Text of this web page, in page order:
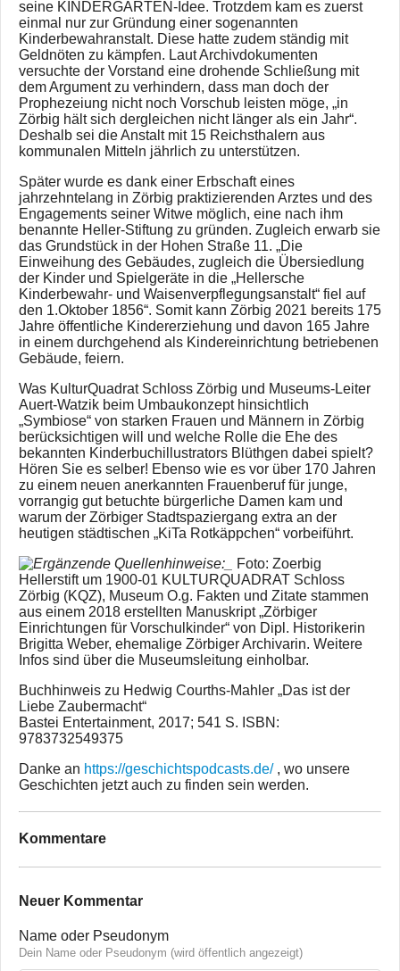
seine KINDERGARTEN-Idee. Trotzdem kam es zuerst
einmal nur zur Gründung einer sogenannten
Kinderbewahranstalt. Diese hatte zudem ständig mit
Geldnöten zu kämpfen. Laut Archivdokumenten
versuchte der Vorstand eine drohende Schließung mit
dem Argument zu verhindern, dass man doch der
Prophezeiung nicht noch Vorschub leisten möge, „in
Zörbig hält sich dergleichen nicht länger als ein Jahr“.
Deshalb sei die Anstalt mit 15 Reichsthalern aus
kommunalen Mitteln jährlich zu unterstützen.
Später wurde es dank einer Erbschaft eines
jahrzehntelang in Zörbig praktizierenden Arztes und des
Engagements seiner Witwe möglich, eine nach ihm
benannte Heller-Stiftung zu gründen. Zugleich erwarb sie
das Grundstück in der Hohen Straße 11. „Die
Einweihung des Gebäudes, zugleich die Übersiedlung
der Kinder und Spielgeräte in die „Hellersche
Kinderbewahr- und Waisenverpflegungsanstalt“ fiel auf
den 1.Oktober 1856“. Somit kann Zörbig 2021 bereits 175
Jahre öffentliche Kindererziehung und davon 165 Jahre
in einem durchgehend als Kindereinrichtung betriebenen
Gebäude, feiern.
Was KulturQuadrat Schloss Zörbig und Museums-Leiter
Auert-Watzik beim Umbaukonzept hinsichtlich
„Symbiose“ von starken Frauen und Männern in Zörbig
berücksichtigen will und welche Rolle die Ehe des
bekannten Kinderbuchillustrators Blüthgen dabei spielt?
Hören Sie es selber! Ebenso wie es vor über 170 Jahren
zu einem neuen anerkannten Frauenberuf für junge,
vorrangig gut betuchte bürgerliche Damen kam und
warum der Zörbiger Stadtspaziergang extra an der
heutigen städtischen „KiTa Rotkäppchen“ vorbeiführt.
Foto: Zoerbig
Hellerstift um 1900-01 KULTURQUADRAT Schloss
Zörbig (KQZ), Museum O.g. Fakten und Zitate stammen
aus einem 2018 erstellten Manuskript „Zörbiger
Einrichtungen für Vorschulkinder“ von Dipl. Historikerin
Brigitta Weber, ehemalige Zörbiger Archivarin. Weitere
Infos sind über die Museumsleitung einholbar.
Buchhinweis zu Hedwig Courths-Mahler „Das ist der
Liebe Zaubermacht“
Bastei Entertainment, 2017; 541 S. ISBN:
9783732549375
Danke an https://geschichtspodcasts.de/, wo unsere
Geschichten jetzt auch zu finden sein werden.
Kommentare
Neuer Kommentar
Name oder Pseudonym
Dein Name oder Pseudonym (wird öffentlich angezeigt)